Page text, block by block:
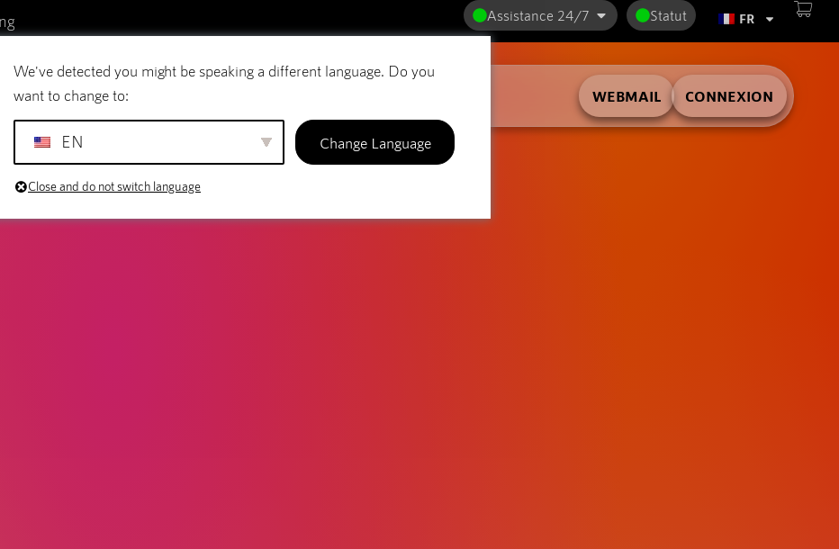
Assistance 24/7 Statut FR
Courriel Noms de domaine SiteBuilder
WEBMAIL CONNEXION
We've detected you might be speaking a different language. Do you
want to change to:
EN Change Language
Close and do not switch language